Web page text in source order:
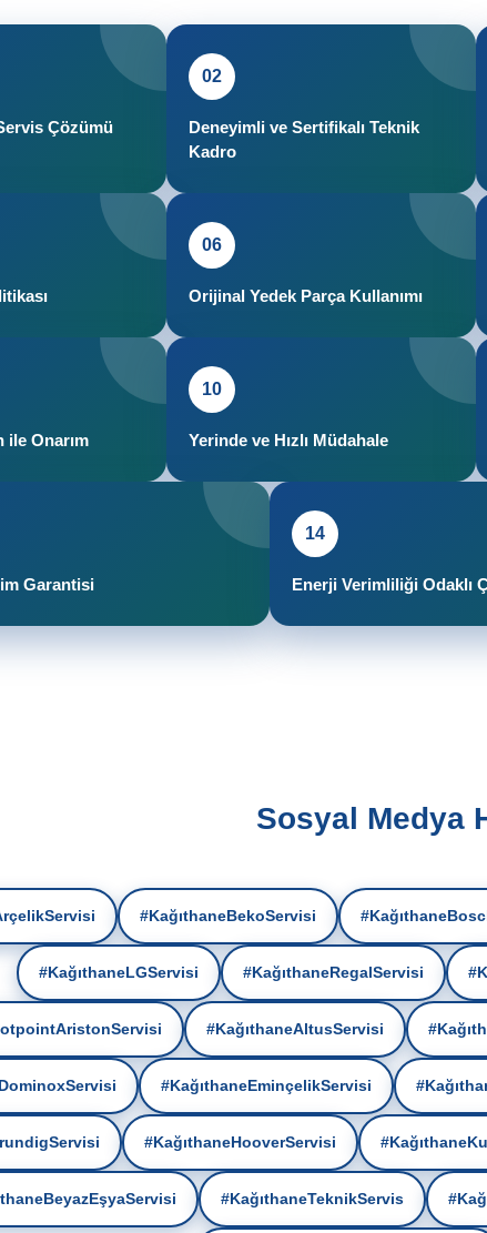
Çözümü
02
Deneyimli ve Sertifikalı Teknik
Kadro
06
Orijinal Yedek Parça Kullanımı
ile Onarım
10
Yerinde ve Hızlı Müdahale
Garantisi
14
Enerji Verimliliği Odaklı
Sosyal Medya
#KağıthaneBekoServisi
#KağıthaneLGServisi #KağıthaneRegalServisi
#KağıthaneAltusServisi
#KağıthaneEminçelikServisi
#KağıthaneHooverServisi
#KağıthaneTeknikServis